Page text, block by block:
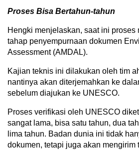
Proses Bisa Bertahun-tahun
Hengki menjelaskan, saat ini proses
tahap penyempurnaan dokumen
Assessment (AMDAL).
Kajian teknis ini dilakukan oleh tim
nantinya akan diterjemahkan ke
sebelum diajukan ke UNESCO.
Proses verifikasi oleh UNESCO
sangat lama, bisa satu tahun, dua
lima tahun. Badan dunia ini tidak
dokumen, tetapi juga akan mengirim